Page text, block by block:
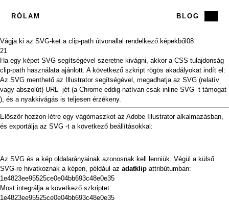
RÓLAM BLOG
Vágja ki az SVG-ket a clip-path útvonallal rendelkező képekből08
21
Ha egy képet SVG segítségével szeretne kivágni, akkor a CSS tulajdonság
clip-path használata ajánlott. A következő szkript rögös akadályokat indít el:
Az SVG menthető az Illustrator segítségével, megadhatja az SVG (relatív
vagy abszolút) URL -jét (a Chrome eddig natívan csak inline SVG -t támogat
), és a nyakkivágás is teljesen érzékeny.
Először hozzon létre egy vágómaszkot az Adobe Illustrator alkalmazásban,
és exportálja az SVG -t a következő beállításokkal:
Az SVG és a kép oldalarányainak azonosnak kell lenniük. Végül a külső
SVG-re hivatkoznak a képen, például az adatklip attribútumban:
1e4823ee95525ce0e04bb693c48e0e35
Most integrálja a következő szkriptet:
1e4823ee95525ce0e04bb693c48e0e35